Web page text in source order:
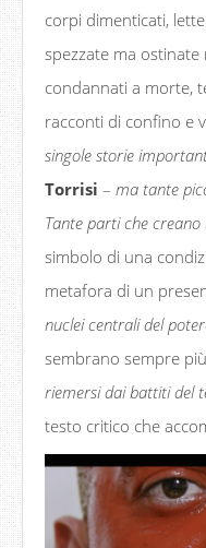
corpi dimenticati,
spezzate ma
condannati a morte,
racconti di confino e
singole storie
Torrisi – ma tante
Tante parti che
simbolo di una
metafora di un
nuclei centrali del
sembrano sempre
riemersi dai battiti del
testo critico che